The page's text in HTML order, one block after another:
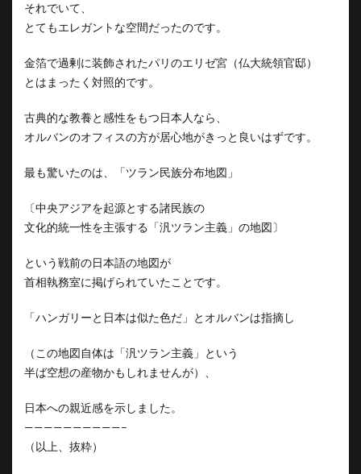
それでいて、
とてもエレガントな空間だったのです。
金箔で過剰に装飾されたパリのエリゼ宮（仏大統領官邸）
とはまったく対照的です。
古典的な教養と感性をもつ日本人なら、
オルバンのオフィスの方が居心地がきっと良いはずです。
最も驚いたのは、「ツラン民族分布地図」
〔中央アジアを起源とする諸民族の
文化的統一性を主張する「汎ツラン主義」の地図〕
という戦前の日本語の地図が
首相執務室に掲げられていたことです。
「ハンガリーと日本は似た色だ」とオルバンは指摘し
（この地図自体は「汎ツラン主義」という
半ば空想の産物かもしれませんが）、
日本への親近感を示しました。
——————————–
（以上、抜粋）